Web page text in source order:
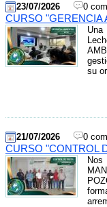
23/07/2026 0
CURSO "GERENCIA
su
21/07/2026 0
CURSO "CONTROL